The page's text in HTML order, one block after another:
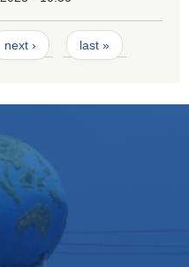
next › last »